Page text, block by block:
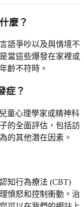
麼？
語爭吵以及與情境不
當這些爆發在家裡或
齡不符時。
症？
童心理學家或精神科
的全面評估，包括訪
的其他潛在因素。
知行為療法 (CBT)
憤怒和控制衝動。治